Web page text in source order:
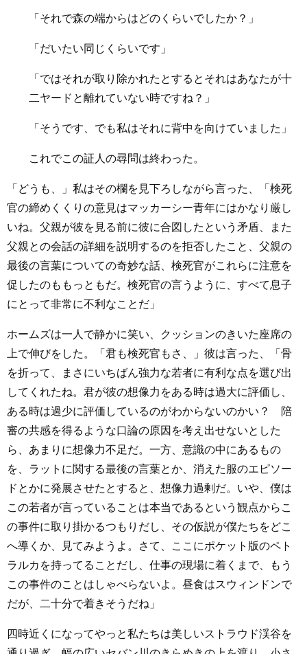
「それで森の端からはどのくらいでしたか？」
「だいたい同じくらいです」
「ではそれが取り除かれたとするとそれはあなたが十
二ヤードと離れていない時ですね？」
「そうです、でも私はそれに背中を向けていました」
これでこの証人の尋問は終わった。
「どうも、」私はその欄を見下ろしながら言った、「検死
官の締めくくりの意見はマッカーシー青年にはかなり厳し
いね。父親が彼を見る前に彼に合図したという矛盾、また
父親との会話の詳細を説明するのを拒否したこと、父親の
最後の言葉についての奇妙な話、検死官がこれらに注意を
促したのももっともだ。検死官の言うように、すべて息子
にとって非常に不利なことだ」
ホームズは一人で静かに笑い、クッションのきいた座席の
上で伸びをした。「君も検死官もさ、」彼は言った、「骨
を折って、まさにいちばん強力な若者に有利な点を選び出
してくれたね。君が彼の想像力をある時は過大に評価し、
ある時は過少に評価しているのがわからないのかい？ 陪
審の共感を得るような口論の原因を考え出せないとした
ら、あまりに想像力不足だ。一方、意識の中にあるもの
を、ラットに関する最後の言葉とか、消えた服のエピソー
ドとかに発展させたとすると、想像力過剰だ。いや、僕は
この若者が言っていることは本当であるという観点からこ
の事件に取り掛かるつもりだし、その仮説が僕たちをどこ
へ導くか、見てみようよ。さて、ここにポケット版のペト
ラルカを持ってることだし、仕事の現場に着くまで、もう
この事件のことはしゃべらないよ。昼食はスウィンドンで
だが、二十分で着きそうだね」
四時近くになってやっと私たちは美しいストラウド渓谷を